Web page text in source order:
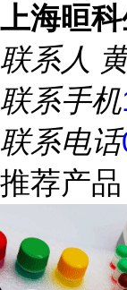
上海晅
联系人
联系手机
联系电话
推荐产品